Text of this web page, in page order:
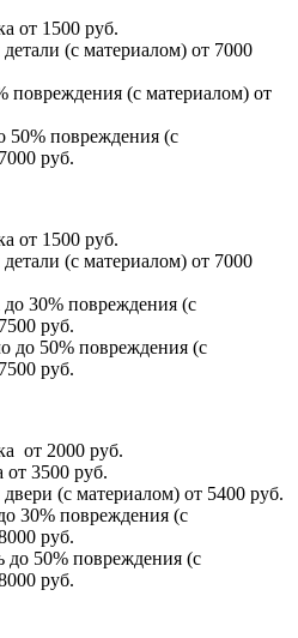
от 1500 руб.
(с материалом) от 7000
повреждения (с материалом) от
50% повреждения (с
руб.
от 1500 руб.
(с материалом) от 7000
30% повреждения (с
руб.
до 50% повреждения (с
руб.
от 2000 руб.
от 3500 руб.
(с материалом) от 5400 руб.
30% повреждения (с
руб.
до 50% повреждения (с
руб.